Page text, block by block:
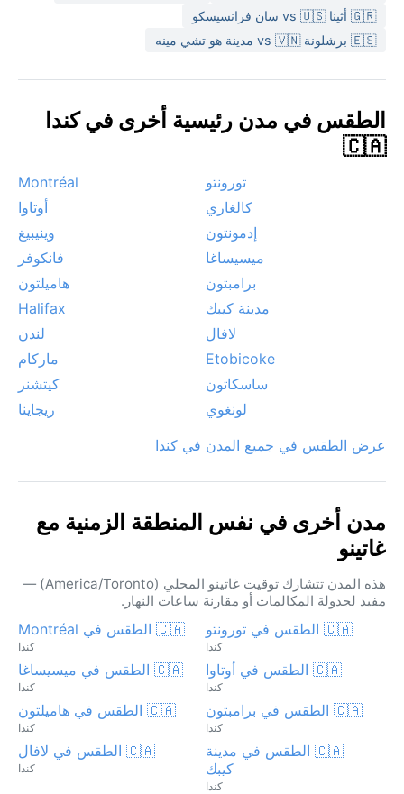
🇬🇷 أثينا vs 🇺🇸 سان فرانسيسكو
🇪🇸 برشلونة vs 🇻🇳 مدينة هو تشي مينه
الطقس في مدن رئيسية أخرى في كندا
🇨🇦
تورونتو
Montréal
كالغاري
أوتاوا
إدمونتون
وينيبيغ
ميسيساغا
فانكوفر
برامبتون
هاميلتون
مدينة كيبك
Halifax
لافال
لندن
Etobicoke
ماركام
ساسكاتون
كيتشنر
لونغوي
ريجاينا
عرض الطقس في جميع المدن في كندا
مدن أخرى في نفس المنطقة الزمنية مع
غاتينو
هذه المدن تتشارك توقيت غاتينو المحلي (America/Toronto) —
مفيد لجدولة المكالمات أو مقارنة ساعات النهار.
🇨🇦 الطقس في تورونتو
كندا
🇨🇦 الطقس في Montréal
كندا
🇨🇦 الطقس في أوتاوا
كندا
🇨🇦 الطقس في ميسيساغا
كندا
🇨🇦 الطقس في برامبتون
كندا
🇨🇦 الطقس في هاميلتون
كندا
🇨🇦 الطقس في مدينة
كيبك
كندا
🇨🇦 الطقس في لافال
كندا